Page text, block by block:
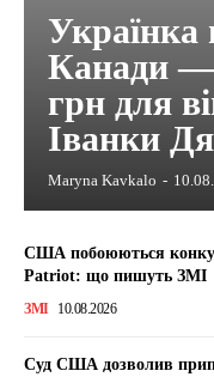
Українка
Канади —
грн для
Іванки
Maryna Kavkalo -
США побоюються
Patriot: що пишуть ЗМІ
ЗМІ 10.08.2026
Суд США дозволив